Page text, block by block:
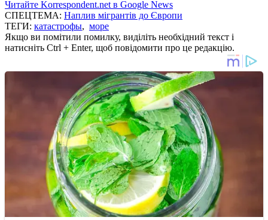
Читайте Korrespondent.net в Google News
СПЕЦТЕМА: Наплив мігрантів до Європи
ТЕГИ: катастрофы, море
Якщо ви помітили помилку, виділіть необхідний текст і
натисніть Ctrl + Enter, щоб повідомити про це редакцію.